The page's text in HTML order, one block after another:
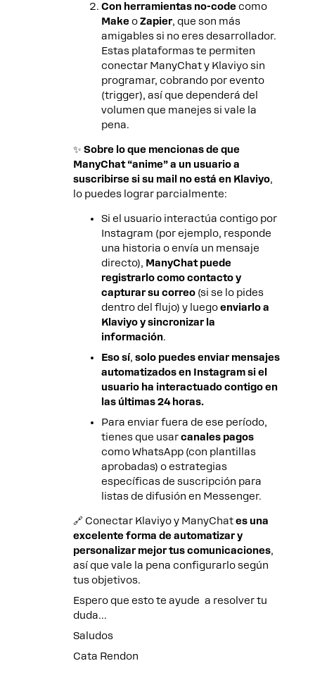
Con herramientas no-code como
Make oZapier, que son más
amigables si no eres desarrollador.
Estas plataformas te permiten
conectar ManyChat y Klaviyo sin
programar, cobrando por evento
(trigger), así que dependerá del
volumen que manejes si vale la
pena.
✨ Sobre lo que mencionas de que
ManyChat “anime” a un usuario a
suscribirse si su mail no está en Klaviyo,
lo puedes lograr parcialmente:
Si el usuario interactúa contigo por
Instagram (por ejemplo, responde
una historia o envía un mensaje
directo), ManyChat puede
registrarlo como contacto y
capturar su correo (si se lo pides
dentro del flujo) y luegoenviarlo a
Klaviyo y sincronizar la
información.
Eso sí, solo puedes enviar mensajes
automatizados en Instagram si el
usuario ha interactuado contigo en
las últimas 24 horas.
Para enviar fuera de ese período,
tienes que usarcanales pagos
como WhatsApp (con plantillas
aprobadas) o estrategias
específicas de suscripción para
listas de difusión en Messenger.
🔗 Conectar Klaviyo y ManyChates una
excelente forma de automatizar y
personalizar mejor tus comunicaciones,
así que vale la pena configurarlo según
tus objetivos.
Espero que esto te ayude a resolver tu
duda...
Saludos
Cata Rendon